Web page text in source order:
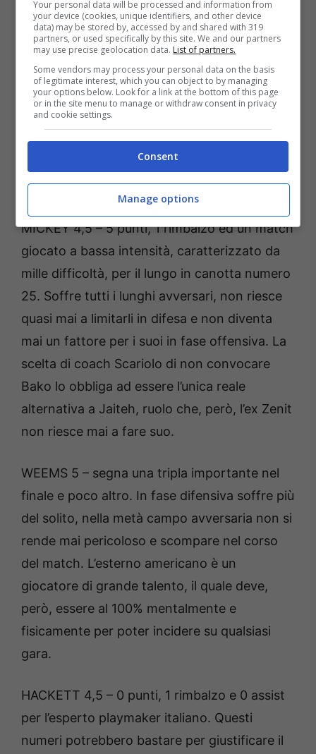
OJELEYE 5 – 6 punti, 3 rimbalzi ed una
partita veramente difficile per l’ex Boston. Al
rientro da un infortunio, che lo ha tenuto
lontano dal parquet di gioco per non poco
tempo, si mostra ancora indietro a livello
fisico e conferma di avere bisogno di qualche
partita per riprendere confidenza con il
gioco.
MICKEY 4,5 – 5 punti, 1 rimbalzo ed un match
giocato a bassa intensità, caratterizzato da
mille difficoltà, per il lungo in canotta numero
25. Soffre tutti i lunghi avversari, non riesce
quasi mai a limitarli in difesa e non diventa
mai un fattore per i suoi in fase offensiva. La
scelta di coach Scariolo di non convocare
Bako lo obbliga ad essere l’unica reale
alternativa a Jaiteh, ruolo che, però, l’ex Zenit
non riesce mai a fare suo.
WEEMS 5 – segna una tripla importante nel
finale e poco altro. In fase difensiva soffre più
del solito, nella metà campo avversaria non si
rende mai pericoloso e scompare nel corso
del match. L’esterno americano è un
giocatore di grande talento, il quale deve,
però, essere al 100% mentalmente e
fisicamente per poter incidere su qualsiasi
gara.
HACKETT 4,5 – 0 punti, 1 rimbalzo e 0 assist
per l’esperto playmaker italiano. Questi
numeri potrebbero bastare per giustificare il
Your personal data will be processed and information from
your device (cookies, unique identifiers, and other device
data) may be stored by, accessed by and shared with 319
partners, or used specifically by this site. We and our partners
may use precise geolocation data. List of partners.
Some vendors may process your personal data on the basis
of legitimate interest, which you can object to by managing
your options below. Look for a link at the bottom of this page
or in the site menu to manage or withdraw consent in privacy
and cookie settings.
Consent
Manage options